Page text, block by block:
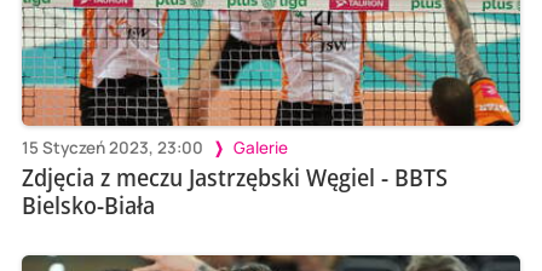
15 Styczeń 2023, 23:00 Galerie
Zdjęcia z meczu Jastrzębski Węgiel - BBTS
Bielsko-Biała